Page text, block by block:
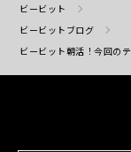
ビービット
ビービットブログ
ビービット朝活！今回の